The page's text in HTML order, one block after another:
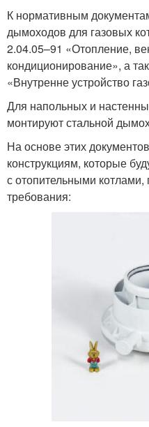
К нормативным
дымоходов для газовых
2.04.05–91 «Отопление,
кондиционирование», а
«Внутренне устройство
Для напольных и
монтируют стальной
На основе этих
конструкциям, которые
с отопительными
требования: